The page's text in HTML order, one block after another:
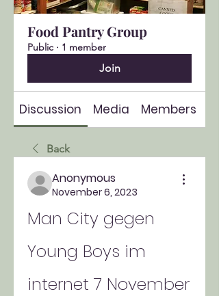
Food Pantry Group
Public · 1 member
Join
Discussion Media Members
Back
Anonymous
November 6, 2023
Man City gegen
Young Boys im
internet 7 November